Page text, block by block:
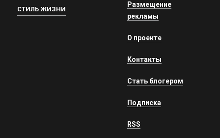
СТИЛЬ ЖИЗНИ
Размещение
рекламы
О проекте
Контакты
Стать блогером
Подписка
RSS